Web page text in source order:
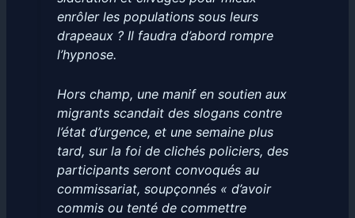
enrôler les populations sous leurs
drapeaux ? Il faudra d’abord rompre
l’hypnose.
Hors champ, une manif en soutien aux
migrants scandait des slogans contre
l’état d’urgence, et une semaine plus
tard, sur la foi de clichés policiers, des
participants seront convoqués au
commissariat, soupçonnés « d’avoir
commis ou tenté de commettre